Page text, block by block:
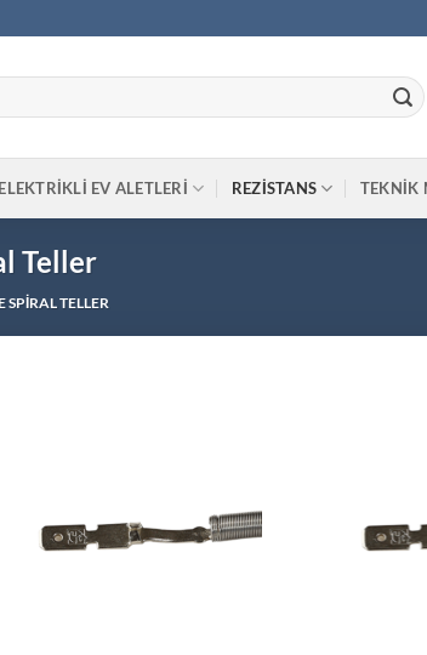
EV ALETLERI REZISTANS TEKNIK
Teller
SPIRAL TELLER